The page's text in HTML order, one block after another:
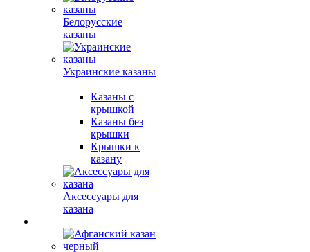
Белорусские
казаны
Украинские казаны
Казаны с
крышкой
Казаны без
крышки
Крышки к
казану
Аксессуары для
казана